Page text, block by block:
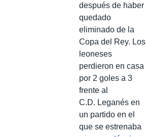
después de haber
quedado
eliminado de la
Copa del Rey. Los
leoneses
perdieron en casa
por 2 goles a 3
frente al
C.D. Leganés en
un partido en el
que se estrenaba